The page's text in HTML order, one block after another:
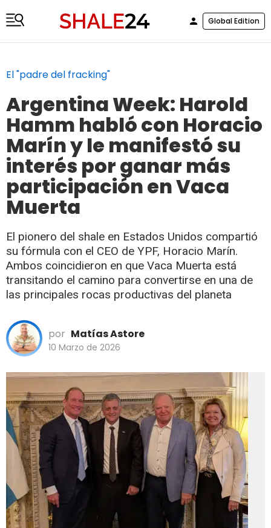
Global Edition
El "padre del fracking"
Argentina Week: Harold
Hamm habló con Horacio
Marín y le manifestó su
interés por ganar más
participación en Vaca
Muerta
El pionero del shale en Estados Unidos compartió
su fórmula con el CEO de YPF, Horacio Marín.
Ambos coincidieron en que Vaca Muerta está
transitando el camino para convertirse en una de
las principales rocas productivas del planeta
por Matías Astore
10 Marzo de 2026